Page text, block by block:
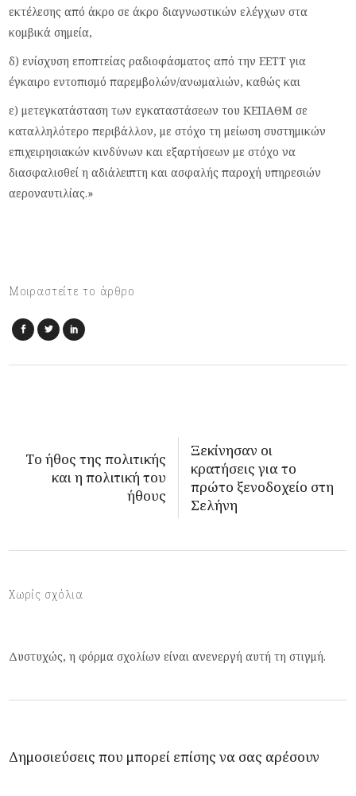
εκτέλεσης από άκρο σε άκρο διαγνωστικών ελέγχων στα
κομβικά σημεία,
δ) ενίσχυση εποπτείας ραδιοφάσματος από την ΕΕΤΤ για
έγκαιρο εντοπισμό παρεμβολών/ανωμαλιών, καθώς και
ε) μετεγκατάσταση των εγκαταστάσεων του ΚΕΠΑΘΜ σε
καταλληλότερο περιβάλλον, με στόχο τη μείωση συστημικών
επιχειρησιακών κινδύνων και εξαρτήσεων με στόχο να
διασφαλισθεί η αδιάλειπτη και ασφαλής παροχή υπηρεσιών
αεροναυτιλίας.»
Μοιραστείτε το άρθρο
Tο ήθος της πολιτικής
και η πολιτική του
ήθους
Ξεκίνησαν οι
κρατήσεις για το
πρώτο ξενοδοχείο στη
Σελήνη
Χωρίς σχόλια
Δυστυχώς, η φόρμα σχολίων είναι ανενεργή αυτή τη στιγμή.
Δημοσιεύσεις που μπορεί επίσης να σας αρέσουν